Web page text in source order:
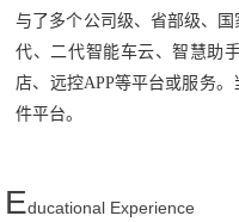
与了多个公司级、省部级、
代、二代智能车云、智慧助
店、远控APP等平台或服务。
件平台。
Educational Experience